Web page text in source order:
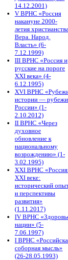
14.12.2001)
V ВРНС «Россия
накануне 2000-
летия
Вера. Народ.
Власть» (6-
7.12.1999)
III ВРНС «Россия и
русские на пороге
XXI века» (4-
6.12.1995)
XVI ВРНС
истории — рубежи
России» (1-
2.10.2012)
II ВРНС «Через
духовное
обновление к
национальному
возрождению» (1-
3.02.1995)
XХI ВРНС «Россия
XXI веке:
исторический
и перспективы
развития»
(1.11.2017)
IV ВРНС
нации» (5-
7.06.1997)
I ВРНС
соборная мысль»
(26-28.05.1993)